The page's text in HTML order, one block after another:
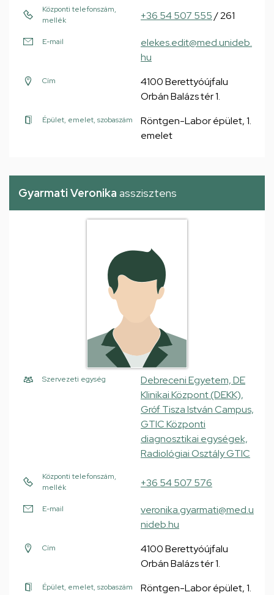
Központi telefonszám,
mellék
+36 54 507 555/ 261
E-mail
elekes.edit@med.unideb.
hu
Cím
4100 Berettyóújfalu
Orbán Balázs tér 1.
Épület, emelet, szobaszám
Röntgen-Labor épület, 1.
emelet
Gyarmati Veronika asszisztens
Szervezeti egység
Debreceni Egyetem, DE
Klinikai Központ (DEKK),
Gróf Tisza István Campus,
GTIC Központi
diagnosztikai egységek,
Radiológiai Osztály GTIC
Központi telefonszám,
mellék
+36 54 507 576
E-mail
veronika.gyarmati@med.u
nideb.hu
Cím
4100 Berettyóújfalu
Orbán Balázs tér 1.
Épület, emelet, szobaszám
Röntgen-Labor épület, 1.